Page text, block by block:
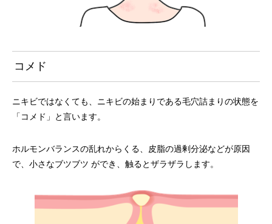
コメド
ニキビではなくても、ニキビの始まりである毛穴詰まりの状態を
「コメド」と言います。
ホルモンバランスの乱れからくる、皮脂の過剰分泌などが原因
で、小さなブツブツ ができ、触るとザラザラします。